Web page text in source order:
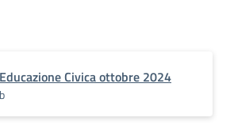
Civica ottobre 2024